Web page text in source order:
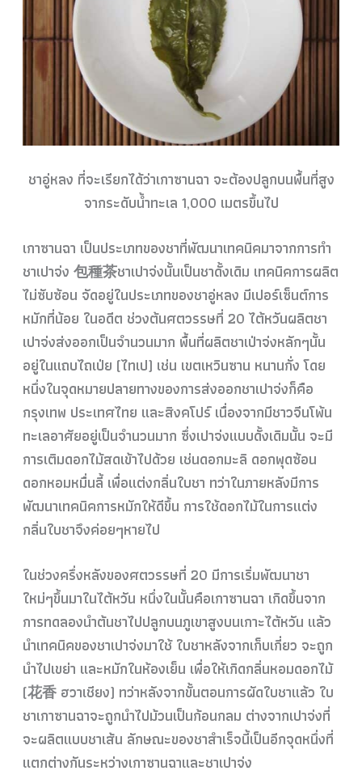
ชาอู่หลง ที่จะเรียกได้ว่าเกาซานฉา จะต้องปลูกบนพื้นที่สูง
จากระดับน้ำทะเล 1,000 เมตรขึ้นไป
เกาซานฉา เป็นประเภทของชาที่พัฒนาเทคนิคมาจากการทำ
ชาเปาจ่ง 包種茶ชาเปาจ่งนั้นเป็นชาดั้งเดิม เทคนิคการผลิต
ไม่ซับซ้อน จัดอยู่ในประเภทของชาอู่หลง มีเปอร์เซ็นต์การ
หมักที่น้อย ในอดีต ช่วงต้นศตวรรษที่ 20 ไต้หวันผลิตชา
เปาจ่งส่งออกเป็นจำนวนมาก พื้นที่ผลิตชาเป่าจ่งหลักๆนั้น
อยู่ในแถบไถเป่ย (ไทเป) เช่น เขตเหวินซาน หนานกั่ง โดย
หนึ่งในจุดหมายปลายทางของการส่งออกชาเปาจ่งก็คือ
กรุงเทพ ประเทศไทย และสิงคโปร์ เนื่องจากมีชาวจีนโพ้น
ทะเลอาศัยอยู่เป็นจำนวนมาก ซึ่งเปาจ่งแบบดั้งเดิมนั้น จะมี
การเติมดอกไม้สดเข้าไปด้วย เช่นดอกมะลิ ดอกพุดซ้อน
ดอกหอมหมื่นลี้ เพื่อแต่งกลิ่นใบชา ทว่าในภายหลังมีการ
พัฒนาเทคนิคการหมักให้ดีขึ้น การใช้ดอกไม้ในการแต่ง
กลิ่นใบชาจึงค่อยๆหายไป
ในช่วงครึ่งหลังของศตวรรษที่ 20 มีการเริ่มพัฒนาชา
ใหม่ๆขึ้นมาในไต้หวัน หนึ่งในนั้นคือเกาซานฉา เกิดขึ้นจาก
การทดลองนำต้นชาไปปลูกบนภูเขาสูงบนเกาะไต้หวัน แล้ว
นำเทคนิคของชาเปาจ่งมาใช้ ใบชาหลังจากเก็บเกี่ยว จะถูก
นำไปเขย่า และหมักในห้องเย็น เพื่อให้เกิดกลิ่นหอมดอกไม้
(花香 ฮวาเชียง) ทว่าหลังจากขั้นตอนการผัดใบชาแล้ว ใบ
ชาเกาซานฉาจะถูกนำไปม้วนเป็นก้อนกลม ต่างจากเปาจ่งที่
จะผลิตแบบชาเส้น ลักษณะของชาสำเร็จนี้เป็นอีกจุดหนึ่งที่
แตกต่างกันระหว่างเกาซานฉาและชาเปาจ่ง